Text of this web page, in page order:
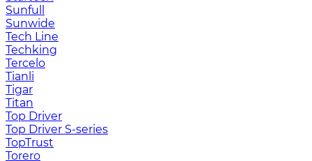
Sunfull
Sunwide
Tech Line
Techking
Tercelo
Tianli
Tigar
Titan
Top Driver
Top Driver S-series
TopTrust
Torero